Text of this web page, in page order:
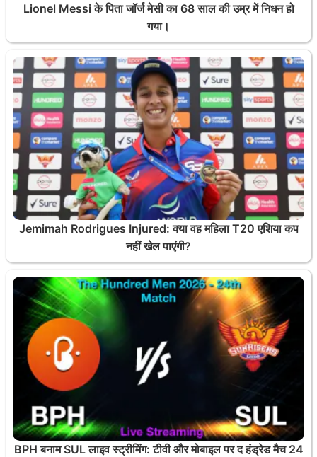
Lionel Messi के पिता जॉर्ज मेसी का 68 साल की उम्र में निधन हो
गया।
Jemimah Rodrigues Injured: क्या वह महिला T20 एशिया कप
नहीं खेल पाएंगी?
BPH बनाम SUL लाइव स्ट्रीमिंग: टीवी और मोबाइल पर द हंड्रेड मैच 24